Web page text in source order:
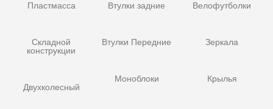
Пластмасса
Складной
конструкции
Двухколесный
Втулки задние
Втулки Передние
Моноблоки
Велофутболки
Зеркала
Крылья